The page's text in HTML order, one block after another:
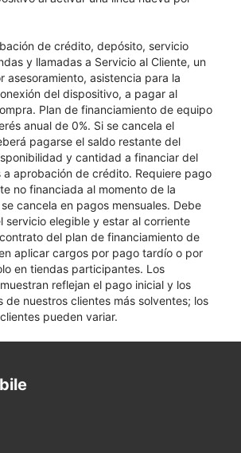
de crédito, depósito, servicio
y llamadas a Servicio al Cliente, un
asesoramiento, asistencia para la
del dispositivo, a pagar al
Plan de financiamiento de equipo
anual de 0%. Si se cancela el
pagarse el saldo restante del
y cantidad a financiar del
a aprobación de crédito. Requiere pago
no financiada al momento de la
cancela en pagos mensuales. Debe
servicio elegible y estar al corriente
del plan de financiamiento de
aplicar cargos por pago tardío o por
en tiendas participantes. Los
reflejan el pago inicial y los
de nuestros clientes más solventes; los
pueden variar.